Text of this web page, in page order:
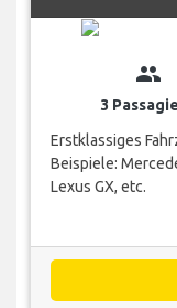
group
3
Erstklassiges
Beispiele:
Lexus GX, etc.